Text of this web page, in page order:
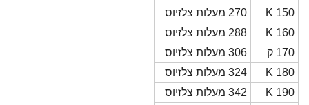
150 K
270 מעלות צלזיוס
160 K
288 מעלות צלזיוס
170 ק
306 מעלות צלזיוס
180 K
324 מעלות צלזיוס
190 K
342 מעלות צלזיוס